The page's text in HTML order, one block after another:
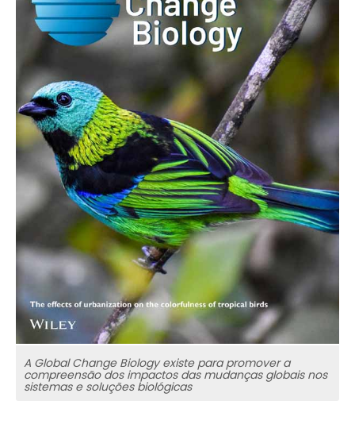
A Global Change Biology existe para promover a
compreensão dos impactos das mudanças globais nos
sistemas e soluções biológicas